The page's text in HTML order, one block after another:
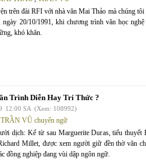
trên đài RFI với nhà văn Mai Thảo mà chúng
ngày 20/10/1991, khi chương trình văn học
khó khăn.
Trình Diễn Hay Trí Thức ?
12:00 SA (Xem: 108992)
TRẦN VŨ chuyển ngữ
dịch: Kể từ sau Marguerite Duras, tiểu thuyết
Millet, được xem người giữ đền thờ văn
đồng nghiệp đang vùi dập ngôn ngữ.